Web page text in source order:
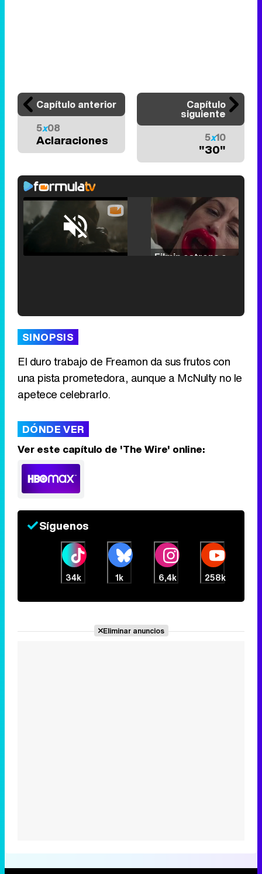
Capítulo anterior
5x08
Aclaraciones
Capítulo
siguiente
5x10
"30"
Unmute /
SINOPSIS
El duro trabajo de Freamon da sus frutos con
una pista prometedora, aunque a McNulty no le
apetece celebrarlo.
DÓNDE VER
Ver este capítulo de 'The Wire' online:
Síguenos
34k 1k 6,4k 258k
Eliminar anuncios